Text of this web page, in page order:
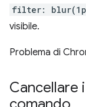
filter:
visibile.
Problema di
Cancellare